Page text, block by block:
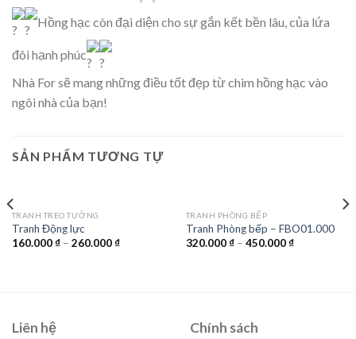
Hồng hạc còn đại diện cho sự gắn kết bền lâu, của lứa
đôi hạnh phúc
Nhà For sẽ mang những điều tốt đẹp từ chim hồng hạc vào
ngôi nhà của bạn!
SẢN PHẨM TƯƠNG TỰ
TRANH TREO TƯỜNG
Tranh Động lực
160.000₫– 260.000₫
TRANH PHÒNG BẾP
Tranh Phòng bếp – FBO01.000
320.000₫– 450.000₫
Liên hệ Chính sách